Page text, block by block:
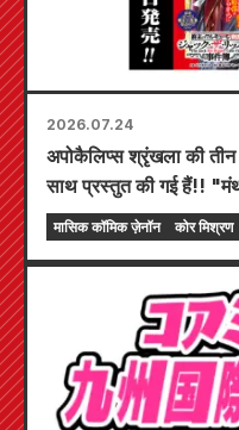
2026.07.24
अपोकैलिप्स श्रृंखला की
साथ प्रस्तुत की गई हैं!!
अंक" 24 जुलाई से बिक्री के
मासिक कॉमिक ज़ेनॉन कोर मिश्रण